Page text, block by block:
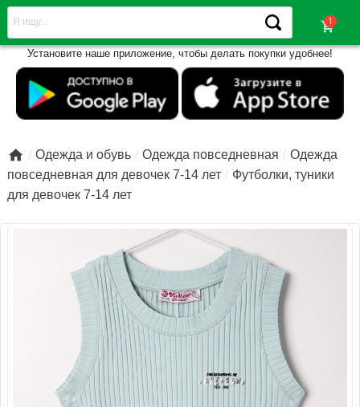
shopping_cart
Установите наше приложение, чтобы делать покупки удобнее!
 Одежда и обувь Одежда повседневная
Одежда
повседневная для девочек 7-14 лет
Футболки, туники
для девочек 7-14 лет